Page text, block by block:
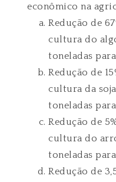
econômico na
Redução de
cultura do
toneladas
Redução de
cultura da
toneladas
Redução de
cultura do
toneladas
Redução de